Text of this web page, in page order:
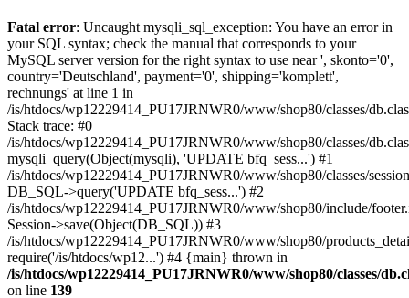
Fatal error: Uncaught mysqli_sql_exception: You have an error in
your SQL syntax; check the manual that corresponds to your
MySQL server version for the right syntax to use near ', skonto='0',
country='Deutschland', payment='0', shipping='komplett',
rechnungs' at line 1 in
/is/htdocs/wp12229414_PU17JRNWR0/www/shop80/classes/
Stack trace: #0
/is/htdocs/wp12229414_PU17JRNWR0/www/shop80/classes/
mysqli_query(Object(mysqli), 'UPDATE bfq_sess...') #1
/is/htdocs/wp12229414_PU17JRNWR0/www/shop80/classes/
DB_SQL->query('UPDATE bfq_sess...') #2
/is/htdocs/wp12229414_PU17JRNWR0/www/shop80/include/
Session->save(Object(DB_SQL)) #3
/is/htdocs/wp12229414_PU17JRNWR0/www/shop80/
require('/is/htdocs/wp12...') #4 {main} thrown in
/is/htdocs/wp12229414_PU17JRNWR0/www/shop80/classes/
on line 139